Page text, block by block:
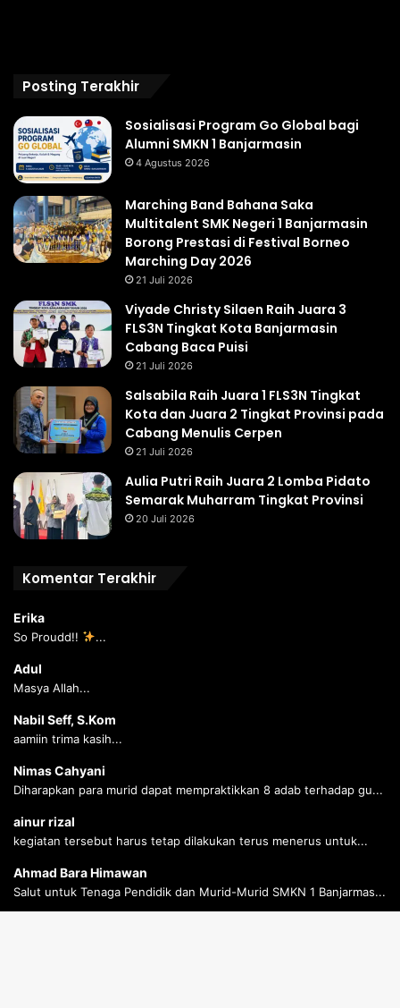
Posting Terakhir
Sosialisasi Program Go Global bagi
Alumni SMKN 1 Banjarmasin
4 Agustus 2026
Marching Band Bahana Saka
Multitalent SMK Negeri 1 Banjarmasin
Borong Prestasi di Festival Borneo
Marching Day 2026
21 Juli 2026
Viyade Christy Silaen Raih Juara 3
FLS3N Tingkat Kota Banjarmasin
Cabang Baca Puisi
21 Juli 2026
Salsabila Raih Juara 1 FLS3N Tingkat
Kota dan Juara 2 Tingkat Provinsi pada
Cabang Menulis Cerpen
21 Juli 2026
Aulia Putri Raih Juara 2 Lomba Pidato
Semarak Muharram Tingkat Provinsi
20 Juli 2026
Komentar Terakhir
Erika
So Proudd!! ...
Adul
Masya Allah...
Nabil Seff, S.Kom
aamiin trima kasih...
Nimas Cahyani
Diharapkan para murid dapat mempraktikkan 8 adab terhadap gu...
ainur rizal
kegiatan tersebut harus tetap dilakukan terus menerus untuk...
Ahmad Bara Himawan
Salut untuk Tenaga Pendidik dan Murid-Murid SMKN 1 Banjarmas...